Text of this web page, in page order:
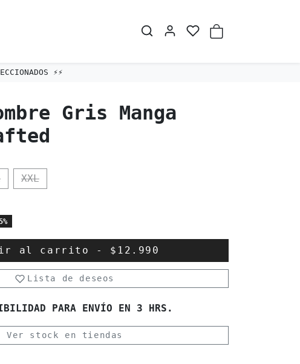
⚡️⚡️
Gris Manga
XXL
al carrito - $12.990
Lista de deseos
PARA ENVÍO EN 3 HRS.
Ver stock en tiendas